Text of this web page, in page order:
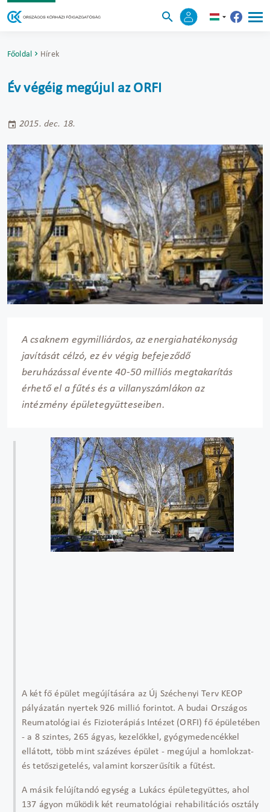
Főoldal Hírek
Év végéig megújul az ORFI
2015. dec. 18.
A csaknem egymilliárdos, az energiahatékonyság
javítását célzó, ez év végig befejeződő
beruházással évente 40-50 milliós megtakarítás
érhető el a fűtés és a villanyszámlákon az
intézmény épületegyütteseiben.
A két fő épület megújítására az Új Széchenyi Terv KEOP
pályázatán nyertek 926 millió forintot. A budai Országos
Reumatológiai és Fizioterápiás Intézet (ORFI) fő épületében
- a 8 szintes, 265 ágyas, kezelőkkel, gyógymedencékkel
ellátott, több mint százéves épület - megújul a homlokzat-
és tetőszigetelés, valamint korszerűsítik a fűtést.
A másik felújítandó egység a Lukács épületegyüttes, ahol
137 ágyon működik két reumatológiai rehabilitációs osztály